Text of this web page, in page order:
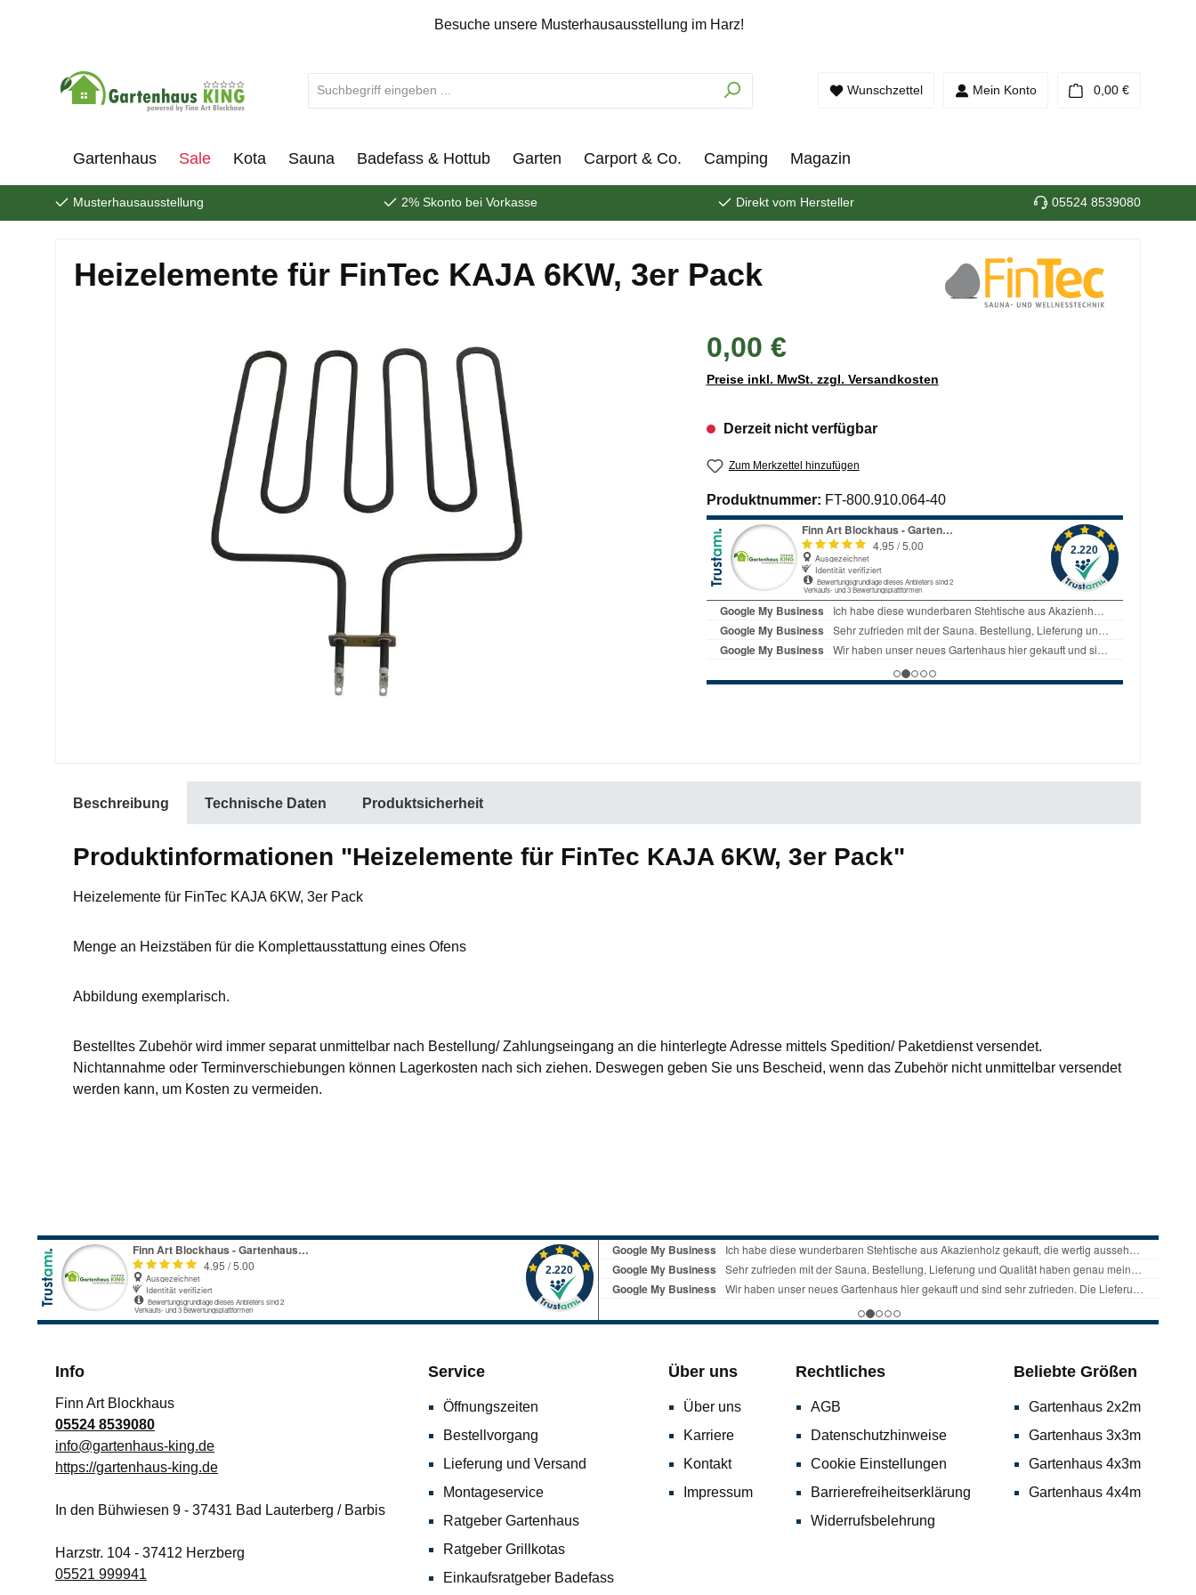
Besuche unsere Musterhausausstellung im Harz!
Wunschzettel Mein Konto 0,00 €Warenkorb
Gartenhaus Sale Kota Sauna Badefass & Hottub Garten Carport & Co. Camping Magazin
Musterhausausstellung 2% Skonto bei Vorkasse Direkt vom Hersteller 05524 8539080
Heizelemente für FinTec KAJA 6KW, 3er Pack
0,00 €
Preise inkl. MwSt. zzgl. Versandkosten
Derzeit nicht verfügbar
Zum Merkzettel hinzufügen
Produktnummer: FT-800.910.064-40
Beschreibung Technische Daten Produktsicherheit
Produktinformationen "Heizelemente für FinTec KAJA 6KW, 3er Pack"
Heizelemente für FinTec KAJA 6KW, 3er Pack
Menge an Heizstäben für die Komplettausstattung eines Ofens
Abbildung exemplarisch.
Bestelltes Zubehör wird immer separat unmittelbar nach Bestellung/ Zahlungseingang an die hinterlegte Adresse mittels Spedition/ Paketdienst versendet.
Nichtannahme oder Terminverschiebungen können Lagerkosten nach sich ziehen. Deswegen geben Sie uns Bescheid, wenn das Zubehör nicht unmittelbar versendet
werden kann, um Kosten zu vermeiden.
Info
Finn Art Blockhaus
05524 8539080
info@gartenhaus-king.de
https://gartenhaus-king.de
In den Bühwiesen 9 - 37431 Bad Lauterberg / Barbis
Harzstr. 104 - 37412 Herzberg
05521 999941
Service
Öffnungszeiten
Bestellvorgang
Lieferung und Versand
Montageservice
Ratgeber Gartenhaus
Ratgeber Grillkotas
Einkaufsratgeber Badefass
Über uns
Über uns
Karriere
Kontakt
Impressum
Rechtliches
AGB
Datenschutzhinweise
Cookie Einstellungen
Barrierefreiheitserklärung
Widerrufsbelehrung
Beliebte Größen
Gartenhaus 2x2m
Gartenhaus 3x3m
Gartenhaus 4x3m
Gartenhaus 4x4m